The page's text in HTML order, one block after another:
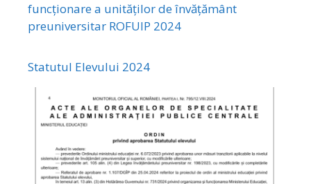
funcționare a unităților de învățământ
preuniversitar ROFUIP 2024
Statutul Elevului 2024